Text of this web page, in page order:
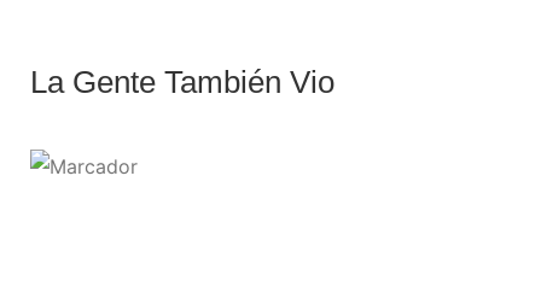
La Gente También Vio